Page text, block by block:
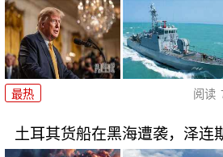
最热 阅读
土耳其货船在黑海遭袭，泽连